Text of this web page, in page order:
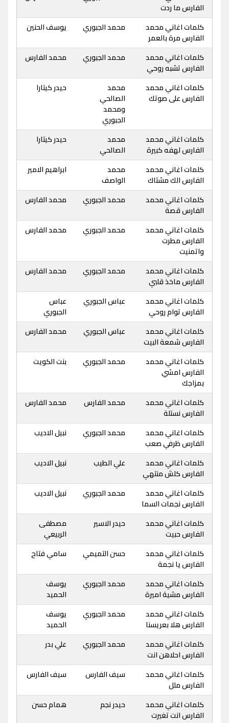
الفارس ما ردت
كلمات اغاني محمد
الفارس مرة بالعمر
محمد الجبوري يوسف الحنين
كلمات اغاني محمد
الفارس تشبه روحي
محمد الجبوري محمد الفارس
كلمات اغاني محمد
الفارس على صوتك
محمد
الصالحي
ومحمد
الجبوري
حيدر كيتارا
كلمات اغاني محمد
الفارس لهفه كبيرة
محمد
الصالحي
حيدر كيتارا
كلمات اغاني محمد
الفارس الك مشتاك
محمد
الواصف
ابراهيم الامير
كلمات اغاني محمد
الفارس قصة
محمد الجبوري محمد الفارس
كلمات اغاني محمد
الفارس مطرت
واتمنيت
محمد الجبوري محمد الفارس
كلمات اغاني محمد
الفارس ماخذ قلبي
محمد الجبوري محمد الفارس
كلمات اغاني محمد
الفارس توام روحي
عباس الجبوري
عباس
الجبوري
كلمات اغاني محمد
الفارس شمعة البيت
عباس الجبوري محمد الفارس
كلمات اغاني محمد
الفارس امشي
بمزاجك
محمد الجبوري بنت الكويت
كلمات اغاني محمد
الفارس نستلة
محمد الفارس محمد الفارس
كلمات اغاني محمد
الفارس ظرفي صعب
محمد الجبوري نبيل الاديب
كلمات اغاني محمد
الفارس كلش منتهي
علي الطيب نبيل الاديب
كلمات اغاني محمد
الفارس نجمات السما
محمد الجبوري نبيل الاديب
كلمات اغاني محمد
الفارس حبيت
حيدر الاسير
مصطفى
الربيعي
كلمات اغاني محمد
الفارس يا نجمة
حسن التميمي سامي فتاح
كلمات اغاني محمد
الفارس مشية اميرة
محمد الجبوري
يوسف
الحميد
كلمات اغاني محمد
الفارس هلا بعريسنا
محمد الجبوري
يوسف
الحميد
كلمات اغاني محمد
الفارس احلاهن انت
محمد الجبوري علي بدر
كلمات اغاني محمد
الفارس ملل
سيف الفارس سيف الفارس
كلمات اغاني محمد
الفارس انت تغيرت
حيدر نجم همام حسن